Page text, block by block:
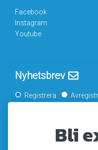
Facebook
Instagram
Youtube
Nyhetsbrev
Registrera
Bli